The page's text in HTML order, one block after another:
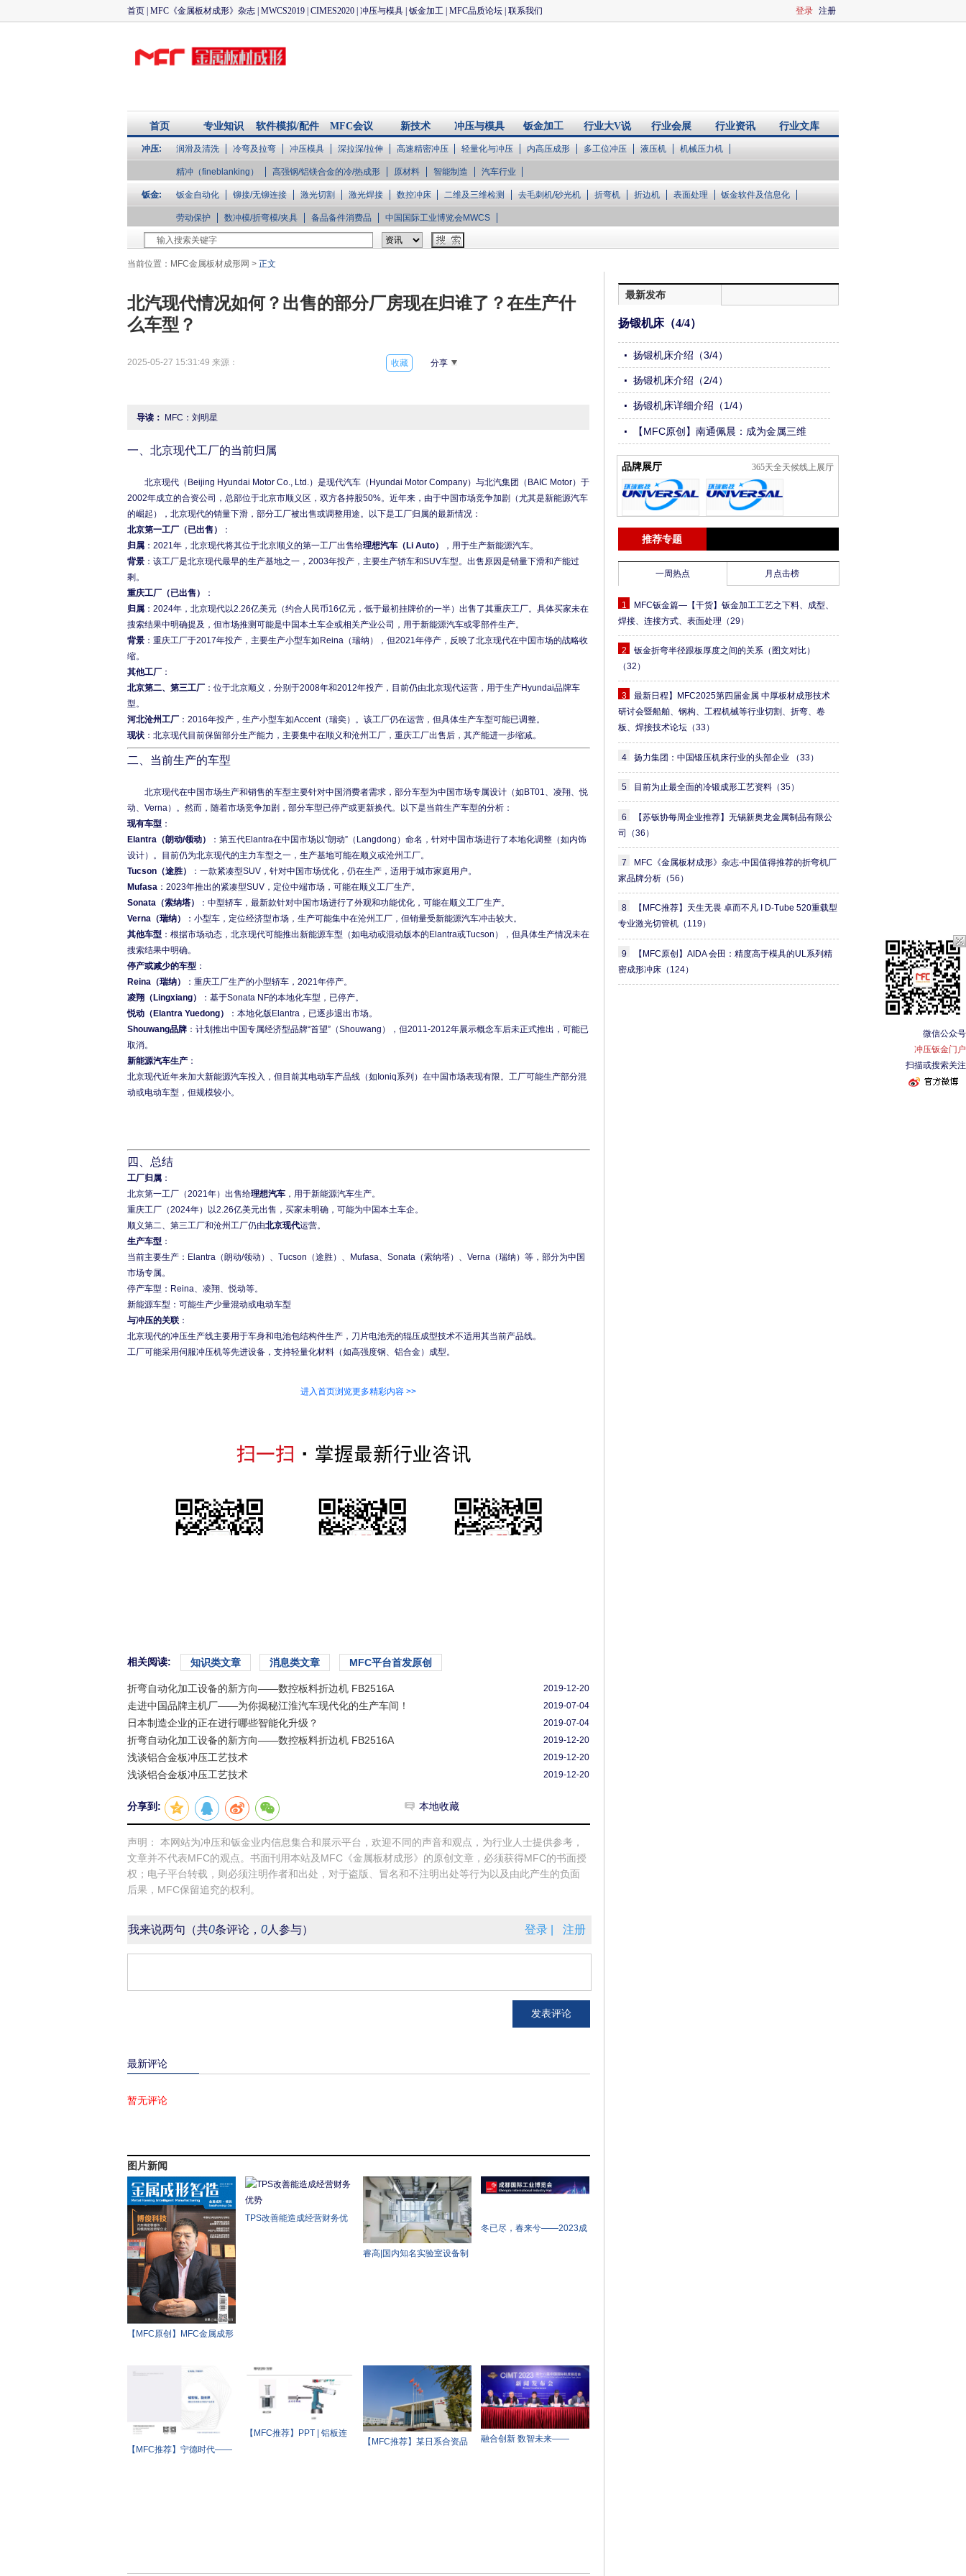
首页 MFC《金属板材成形》杂志 MWCS2019 CIMES2020 冲压与模具 钣金加工 MFC品质论坛 联系我们 注册
登录
首页 专业知识 软件模拟/配件 MFC会议 新技术 冲压与模具 钣金加工 行业大V说 行业会展 行业资讯 行业文库
企业库
冲压: 润滑及清洗 冷弯及拉弯 冲压模具 深拉深/拉伸 高速精密冲压 轻量化与冲压 内高压成形 多工位冲压 液压机 机械压力机
精冲（fineblanking） 高强钢/铝镁合金的冷/热成形 原材料 智能制造 汽车行业
钣金: 钣金自动化 铆接/无铆连接 激光切割 激光焊接 数控冲床 二维及三维检测 去毛刺机/砂光机 折弯机 折边机 表面处理 钣金软件及信息化
劳动保护 数冲模/折弯模/夹具 备品备件消费品 中国国际工业博览会MWCS
当前位置： MFC金属板材成形网 > 正文
北汽现代情况如何？出售的部分厂房现在归谁了？在生产什
么车型？
2025-05-27 15:31:49 来源： 收藏 分享
导读： MFC：刘明星
一、北京现代工厂的当前归属
2002年成立的合资公司，总部位于北京市顺义区，双方各持股50%。近年来，由于中国市场竞争加剧（尤其是新能源汽车
北京第一工厂（已出售）
：
归属 ：2021年，北京现代将其位于北京顺义的第一工厂出售给理想汽车（Li Auto）
，用于生产新能源汽车。
背景 ：该工厂是北京现代最早的生产基地之一，2003年投产，主要生产轿车和SUV车型。出售原因是销量下滑和产能过
剩。
重庆工厂（已出售）
：
归属 ：2024年，北京现代以2.26亿美元（约合人民币16亿元，低于最初挂牌价的一半）出售了其重庆工厂。具体买家未在
搜索结果中明确提及，但市场推测可能是中国本土车企或相关产业公司，用于新能源汽车或零部件生产。
背景 ：重庆工厂于2017年投产，主要生产小型车如Reina（瑞纳），但2021年停产，反映了北京现代在中国市场的战略收
缩。
其他工厂 ：
北京第二、第三工厂 ：位于北京顺义，分别于2008年和2012年投产，目前仍由北京现代运营，用于生产Hyundai品牌车
型。
河北沧州工厂 ：2016年投产，生产小型车如Accent（瑞奕）。该工厂仍在运营，但具体生产车型可能已调整。
现状 ：北京现代目前保留部分生产能力，主要集中在顺义和沧州工厂，重庆工厂出售后，其产能进一步缩减。
二、当前生产的车型
现有车型 ：
Elantra（朗动/领动）
：第五代Elantra在中国市场以“朗动”（Langdong）命名，针对中国市场进行了本地化调整（如内饰
设计）。目前仍为北京现代的主力车型之一，生产基地可能在顺义或沧州工厂。
Tucson（途胜）
：一款紧凑型SUV，针对中国市场优化，仍在生产，适用于城市家庭用户。
Mufasa ：2023年推出的紧凑型SUV，定位中端市场，可能在顺义工厂生产。
Sonata（索纳塔）
：中型轿车，最新款针对中国市场进行了外观和功能优化，可能在顺义工厂生产。
Verna（瑞纳）
：小型车，定位经济型市场，生产可能集中在沧州工厂，但销量受新能源汽车冲击较大。
其他车型 ：根据市场动态，北京现代可能推出新能源车型（如电动或混动版本的Elantra或Tucson），但具体生产情况未在
搜索结果中明确。
停产或减少的车型 ：
Reina（瑞纳）
：重庆工厂生产的小型轿车，2021年停产。
凌翔（Lingxiang）
：基于Sonata NF的本地化车型，已停产。
悦动（Elantra Yuedong）
：本地化版Elantra，已逐步退出市场。
Shouwang品牌 ：计划推出中国专属经济型品牌“首望”（Shouwang），但2011-2012年展示概念车后未正式推出，可能已
取消。
新能源汽车生产 ：
北京现代近年来加大新能源汽车投入，但目前其电动车产品线（如Ioniq系列）在中国市场表现有限。工厂可能生产部分混
动或电动车型，但规模较小。
四、总结
工厂归属 ：
北京第一工厂（2021年）出售给理想汽车 ，用于新能源汽车生产。
重庆工厂（2024年）以2.26亿美元出售，买家未明确，可能为中国本土车企。
顺义第二、第三工厂和沧州工厂仍由北京现代运营。
生产车型 ：
当前主要生产：Elantra（朗动/领动）、Tucson（途胜）、Mufasa、Sonata（索纳塔）、Verna（瑞纳）等，部分为中国
市场专属。
停产车型：Reina、凌翔、悦动等。
新能源车型：可能生产少量混动或电动车型
与冲压的关联 ：
北京现代的冲压生产线主要用于车身和电池包结构件生产，刀片电池壳的辊压成型技术不适用其当前产品线。
工厂可能采用伺服冲压机等先进设备，支持轻量化材料（如高强度钢、铝合金）成型。
进入首页浏览更多精彩内容 >>
相关阅读: 知识类文章 消息类文章 MFC平台首发原创
折弯自动化加工设备的新方向——数控板料折边机 FB2516A 2019-12-20
走进中国品牌主机厂——为你揭秘江淮汽车现代化的生产车间！ 2019-07-04
日本制造企业的正在进行哪些智能化升级？ 2019-07-04
折弯自动化加工设备的新方向——数控板料折边机 FB2516A 2019-12-20
浅谈铝合金板冲压工艺技术 2019-12-20
浅谈铝合金板冲压工艺技术 2019-12-20
分享到: 本地收藏
声明： 本网站为冲压和钣金业内信息集合和展示平台，欢迎不同的声音和观点，为行业人士提供参考，
文章并不代表MFC的观点。书面刊用本站及MFC《金属板材成形》的原创文章，必须获得MFC的书面授
权；电子平台转载，则必须注明作者和出处，对于盗版、冒名和不注明出处等行为以及由此产生的负面
后果，MFC保留追究的权利。
我来说两句 （共0条评论， 0人参与） 注册
登录 |
最新评论
暂无评论
图片新闻
【MFC原创】MFC金属成形
TPS改善能造成经营财务优
睿高|国内知名实验室设备制
冬已尽，春来兮——2023成
【MFC推荐】宁德时代——
【MFC推荐】PPT | 铝板连
【MFC推荐】某日系合资品
融合创新 数智未来——
最新发布
扬锻机床（4/4）
扬锻机床介绍（3/4）
扬锻机床介绍（2/4）
扬锻机床详细介绍（1/4）
【MFC原创】南通佩晨：成为金属三维
切割行业平台企业
品牌展厅 365天全天候线上展厅
推荐专题
一周热点 月点击榜
1
MFC钣金篇—【干货】钣金加工工艺之下料、成型、
焊接、连接方式、表面处理 （29）
2
钣金折弯半径跟板厚度之间的关系（图文对比）
（32）
3
最新日程】MFC2025第四届金属 中厚板材成形技术
研讨会暨船舶、钢构、工程机械等行业切割、折弯、卷
板、焊接技术论坛 （33）
4 扬力集团：中国锻压机床行业的头部企业 （33）
5 目前为止最全面的冷锻成形工艺资料 （35）
6
【苏钣协每周企业推荐】无锡新奥龙金属制品有限公
司
（36）
7
MFC《金属板材成形》杂志-中国值得推荐的折弯机厂
家品牌分析 （56）
8
【MFC推荐】天生无畏 卓而不凡 I D-Tube 520重载型
专业激光切管机 （119）
9
【MFC原创】AIDA 会田：精度高于模具的UL系列精
密成形冲床 （124）
微信公众号
冲压钣金门户
扫描或搜索关注